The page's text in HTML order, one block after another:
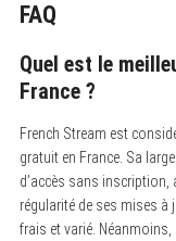
FAQ
Quel est le
France ?
French Stream est
gratuit en France. Sa
d’accès sans inscription,
régularité de ses mises
frais et varié.